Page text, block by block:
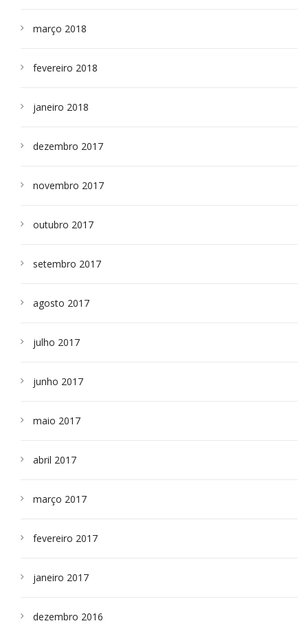
março 2018
fevereiro 2018
janeiro 2018
dezembro 2017
novembro 2017
outubro 2017
setembro 2017
agosto 2017
julho 2017
junho 2017
maio 2017
abril 2017
março 2017
fevereiro 2017
janeiro 2017
dezembro 2016